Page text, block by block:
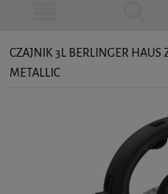
CZAJNIK 3L BERLINGER
METALLIC